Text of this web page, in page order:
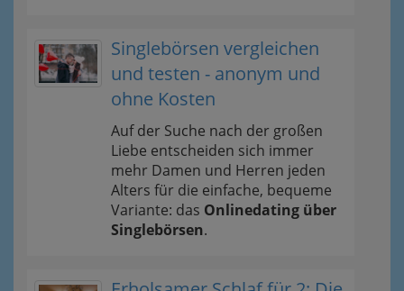
Singlebörsen vergleichen
und testen - anonym und
ohne Kosten
Auf der Suche nach der großen
Liebe entscheiden sich immer
mehr Damen und Herren jeden
Alters für die einfache, bequeme
Variante: das Onlinedating über
Singlebörsen.